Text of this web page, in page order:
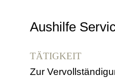
Aushilfe
TÄTIGKEIT
Zur